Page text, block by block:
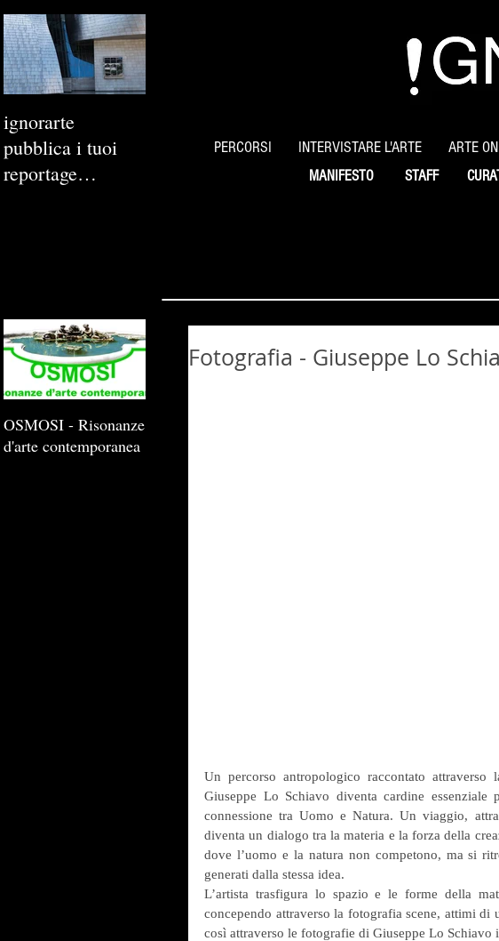
ignorarte
pubblica i tuoi
reportage
PERCORSI INTERVISTARE L'ARTE ARTE
MANIFESTO STAFF
Fotografia - Giuseppe Lo
Un percorso antropologico raccontato
Giuseppe Lo Schiavo diventa cardine
connessione tra Uomo e Natura. Un viaggio,
diventa un dialogo tra la materia e la forza della
dove l’uomo e la natura non competono, ma si
generati dalla stessa idea.
L’artista trasfigura lo spazio e le forme della
concependo attraverso la fotografia scene, attimi di
così attraverso le fotografie di Giuseppe Lo
OSMOSI - Risonanze
d'arte contemporanea